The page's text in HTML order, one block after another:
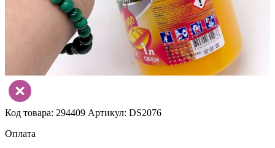
Код товара: 294409 Артикул: DS2076
Оплата